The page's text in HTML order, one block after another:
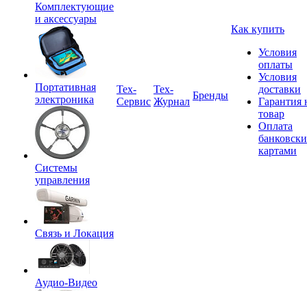
Комплектующие
и аксессуары
Портативная
электроника
Системы
управления
Связь и Локация
Аудио-Видео
Tex-
Сервис
Тех-
Журнал
Бренды
Как купить
Условия
оплаты
Условия
доставки
Гарантия
товар
Оплата
картами